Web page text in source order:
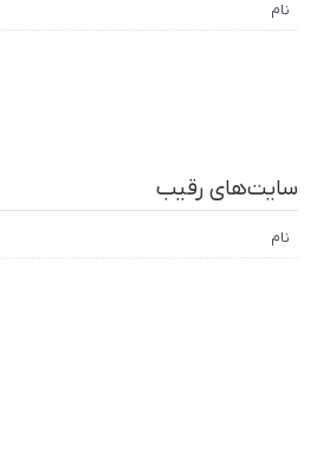
نام
سایت‌های رقیب
نام